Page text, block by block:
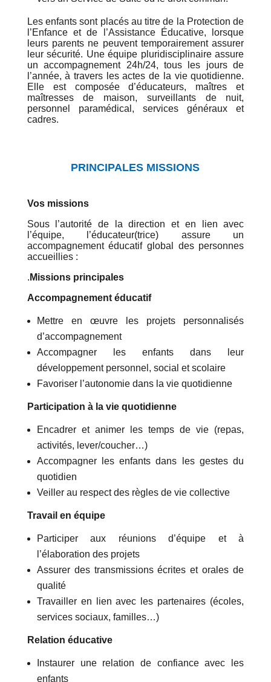
Les enfants sont placés au titre de la Protection de
l’Enfance et de l’Assistance Éducative, lorsque
leurs parents ne peuvent temporairement assurer
leur sécurité. Une équipe pluridisciplinaire assure
un accompagnement 24h/24, tous les jours de
l’année, à travers les actes de la vie quotidienne.
Elle est composée d’éducateurs, maîtres et
maîtresses de maison, surveillants de nuit,
personnel paramédical, services généraux et
cadres.
PRINCIPALES MISSIONS
Vos missions
Sous l’autorité de la direction et en lien avec
l’équipe, l’éducateur(trice) assure un
accompagnement éducatif global des personnes
accueillies :
. Missions principales
Accompagnement éducatif
Mettre en œuvre les projets personnalisés
d’accompagnement
Accompagner les enfants dans leur
développement personnel, social et scolaire
Favoriser l’autonomie dans la vie quotidienne
Participation à la vie quotidienne
Encadrer et animer les temps de vie (repas,
activités, lever/coucher…)
Accompagner les enfants dans les gestes du
quotidien
Veiller au respect des règles de vie collective
Travail en équipe
Participer aux réunions d’équipe et à
l’élaboration des projets
Assurer des transmissions écrites et orales de
qualité
Travailler en lien avec les partenaires (écoles,
services sociaux, familles…)
Relation éducative
Instaurer une relation de confiance avec les
enfants